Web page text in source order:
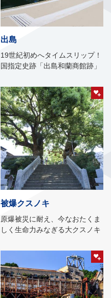
出島
19世紀初めへタイムスリップ！
国指定史跡「出島和蘭商館跡」
被爆クスノキ
原爆被災に耐え、今なおたくま
しく生命力みなぎる大クスノキ